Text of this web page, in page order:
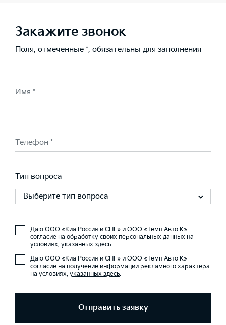
Закажите звонок
Поля, отмеченные *, обязательны для заполнения
Имя *
Телефон *
Тип вопроса
Выберите тип вопроса
Даю ООО «Киа Россия и СНГ» и ООО «Темп Авто К»
согласие на обработку своих персональных данных на
условиях, указанных здесь
Даю ООО «Киа Россия и СНГ» и ООО «Темп Авто К»
согласие на получение информации рекламного характера
на условиях, указанных здесь.
Отправить заявку